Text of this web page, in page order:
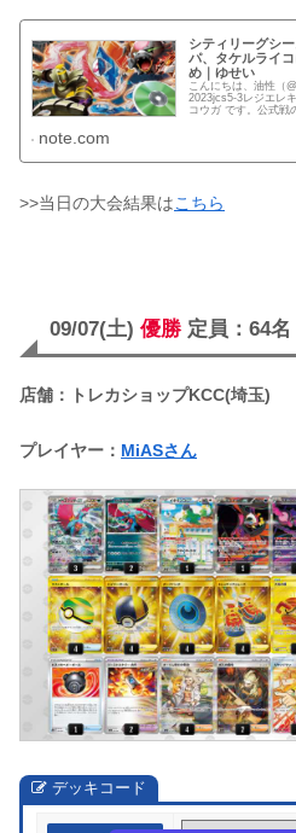
シティリーグ
パ、タケルライ
め｜ゆせい
こんにちは、油性（
2023jcs5-3レジエレ
コウガ です。公式戦
note.com
>>当日の大会結果はこちら
09/07(土) 優勝 定員：64名
店舗：トレカショップKCC(埼玉)
プレイヤー： MiASさん
デッキコード